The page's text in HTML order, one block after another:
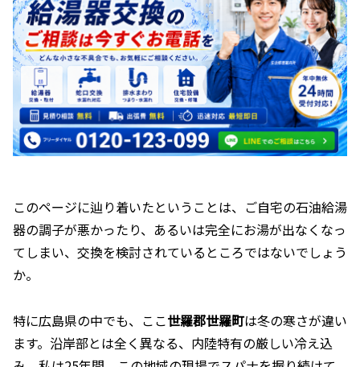
このページに辿り着いたということは、ご自宅の石油給湯
器の調子が悪かったり、あるいは完全にお湯が出なくなっ
てしまい、交換を検討されているところではないでしょう
か。
特に広島県の中でも、ここ世羅郡世羅町は冬の寒さが違い
ます。沿岸部とは全く異なる、内陸特有の厳しい冷え込